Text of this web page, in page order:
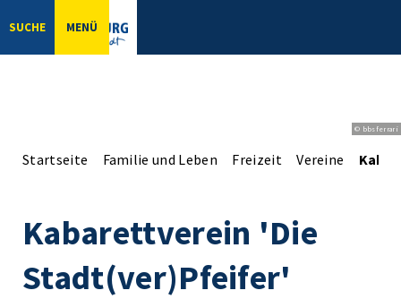
SUCHE MENÜ
© bbsferrari
Startseite Familie und Leben Freizeit Vereine
Kabarettverein 'Die
Stadt(ver)Pfeifer'